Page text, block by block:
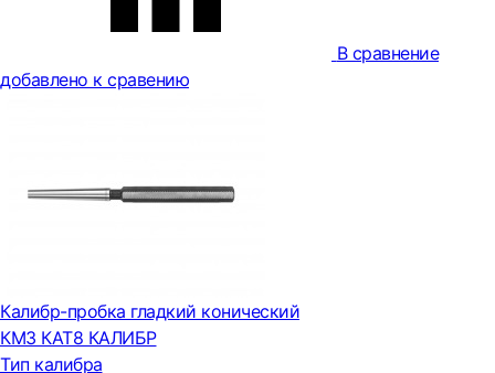
В сравнение
добавлено к сравению
Калибр-пробка гладкий конический
КМ3 КАТ8 КАЛИБР
Тип калибра